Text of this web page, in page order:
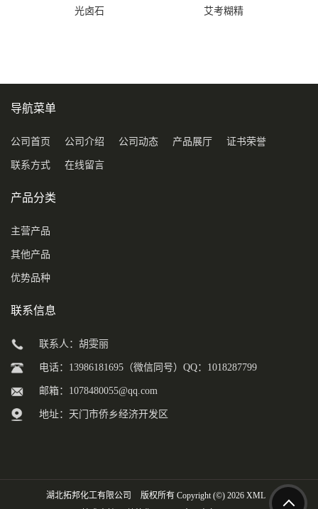
光卤石 艾考糊精
导航菜单
公司首页 公司介绍 公司动态 产品展厅 证书荣誉
联系方式 在线留言
产品分类
主营产品
其他产品
优势品种
联系信息
联系人：胡雯丽
电话：13986181695（微信同号）QQ：1018287799
邮箱： 1078480055@qq.com
地址：天门市侨乡经济开发区
湖北拓邦化工有限公司 版权所有 Copyright (©) 2026 XML